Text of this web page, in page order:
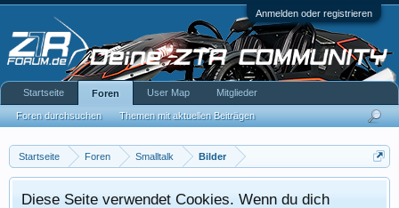
Anmelden oder registrieren
Startseite Foren Smalltalk Bilder
Diese Seite verwendet Cookies. Wenn du dich
Startseite Foren
Foren durchsuchen Themen mit aktuellen Beiträgen
User Map Mitglieder